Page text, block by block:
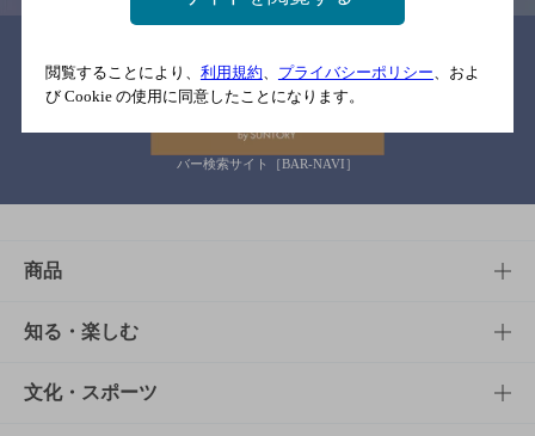
バー検索サイト［BAR-NAVI］
商品
商品TOP
商品一覧
知る・楽しむ
知る・楽しむTOP
文化・スポーツ
閲覧することにより、 利用規約 プライバシーポリシー 、およ
び Cookie の使用に同意したことになります。